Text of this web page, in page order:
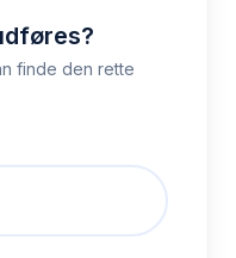
finde den rette